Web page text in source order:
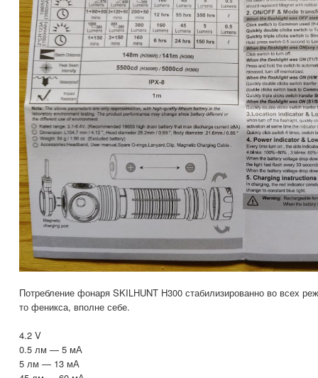
Потребление фонаря SKILHUNT H300 стабилизированно во всех
то феникса, вполне себе.
4.2 V
0.5 лм — 5 мА
5 лм — 13 мА